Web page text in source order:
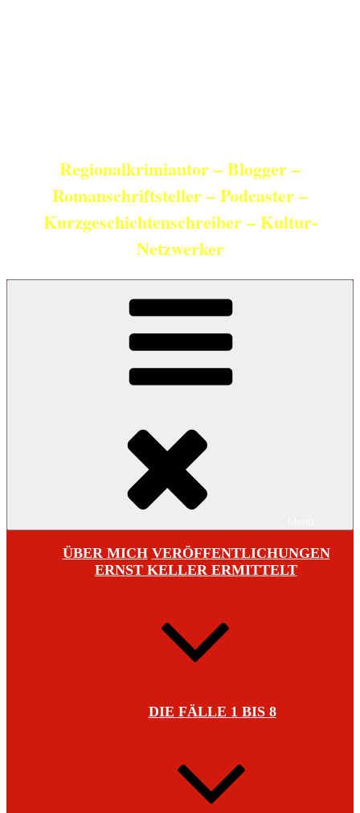
Regionalkrimiautor – Blogger –
Romanschriftsteller – Podcaster –
Kurzgeschichtenschreiber – Kultur-
Netzwerker
ÜBER MICH VERÖFFENTLICHUNGEN
ERNST KELLER ERMITTELT
DIE FÄLLE 1 BIS 8